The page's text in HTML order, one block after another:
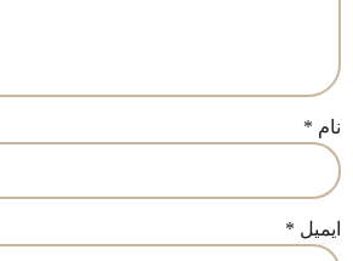
نام *
ایمیل *